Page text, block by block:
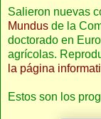
Salieron nuevas
Mundus de la
doctorado en
agrícolas.
la página
Estos son los